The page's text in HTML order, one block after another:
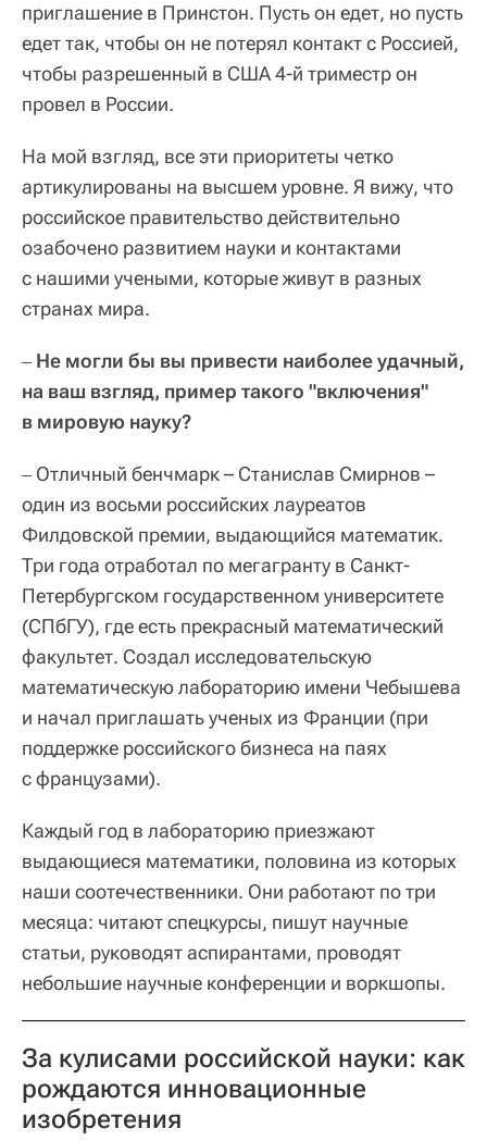
приглашение в Принстон. Пусть он едет, но пусть
едет так, чтобы он не потерял контакт с Россией,
чтобы разрешенный в США 4-й триместр он
провел в России.
На мой взгляд, все эти приоритеты четко
артикулированы на высшем уровне. Я вижу, что
российское правительство действительно
озабочено развитием науки и контактами
с нашими учеными, которые живут в разных
странах мира.
– Не могли бы вы привести наиболее удачный,
на ваш взгляд, пример такого "включения"
в мировую науку?
– Отличный бенчмарк – Станислав Смирнов –
один из восьми российских лауреатов
Филдовской премии, выдающийся математик.
Три года отработал по мегагранту в Санкт-
Петербургском государственном университете
(СПбГУ), где есть прекрасный математический
факультет. Создал исследовательскую
математическую лабораторию имени Чебышева
и начал приглашать ученых из Франции (при
поддержке российского бизнеса на паях
с французами).
Каждый год в лабораторию приезжают
выдающиеся математики, половина из которых
наши соотечественники. Они работают по три
месяца: читают спецкурсы, пишут научные
статьи, руководят аспирантами, проводят
небольшие научные конференции и воркшопы.
За кулисами российской науки: как
рождаются инновационные
изобретения